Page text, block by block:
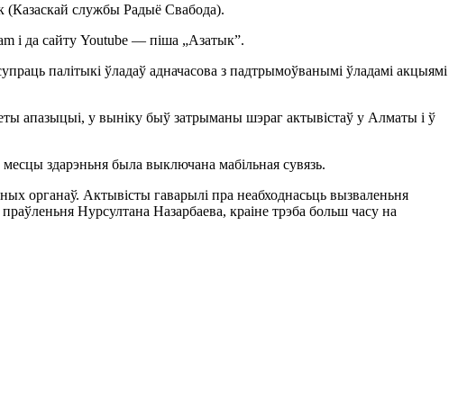
(Казаскай службы Радыё Свабода).
і да сайту Youtube — піша „Азатык”.
палітыкі ўладаў адначасова з падтрымоўванымі ўладамі акцыямі
апазыцыі, у выніку быў затрыманы шэраг актывістаў у Алматы і ў
здарэньня была выключана мабільная сувязь.
органаў. Актывісты гаварылі пра неабходнасьць вызваленьня
Нурсултана Назарбаева, краіне трэба больш часу на